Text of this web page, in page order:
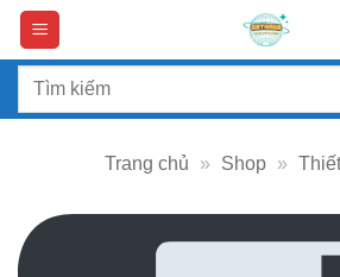
Skip
content
Search
Trang chủ » Shop »